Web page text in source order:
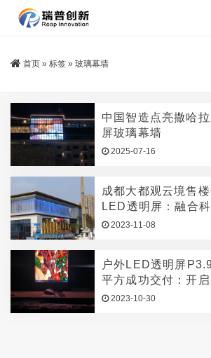
首页 » 标签 » 玻璃幕墙
中国智造点亮撒哈
屏玻璃幕墙
2025-07-16
成都大都观云境售
LED透明屏：融合
结合
2023-11-08
户外LED透明屏
平方成功交付：开
告展示
2023-10-30